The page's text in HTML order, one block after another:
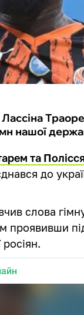
нашої
та
до
слова
проявивши